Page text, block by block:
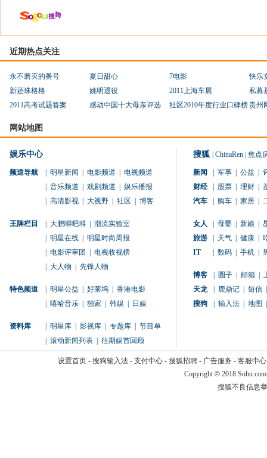
近期热点关注
永不磨灭的番号 夏日甜心 7电影
快乐
新还珠格格
姚明退役 2011上海车展
私募
2011高考试题答案
感动中国十大母亲评选 社区2010年度行业口碑榜贵州
网站地图
娱乐中心
频道导航 明星新闻 电影频道
电视频道
音乐频道 戏剧频道
娱乐播报
高清影视 大视野 社区 博客
王牌栏目 大鹏嘚吧嘚
潮流实验室
明星在线
明星时尚周报
电影评审团
电视收视榜
大人物 先锋人物
特色频道 明星公益 好莱坞
香港电影
嘻哈音乐 独家 韩娱 日娱
资料库 明星库 影视库 专题库
节目单
滚动新闻列表 往期娱首回顾
搜狐 ChinaRen 焦点
新闻 军事 公益
财经
股票 理财
汽车
购车 家居
女人 母婴 新娘
旅游
天气 健康
IT
数码 手机
博客 圈子 邮箱
天龙
鹿鼎记 短信
搜狗
输入法 地图
设置首页- 搜狗输入法- 支付中心- 搜狐招聘- 广告服务 - 客服中心
Copyright © 2018
搜狐不良信息